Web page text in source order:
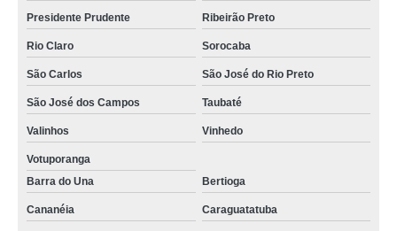
Presidente Prudente Ribeirão Preto
Rio Claro Sorocaba
São Carlos São José do Rio Preto
São José dos Campos Taubaté
Valinhos Vinhedo
Votuporanga
Barra do Una
Bertioga
Cananéia Caraguatatuba